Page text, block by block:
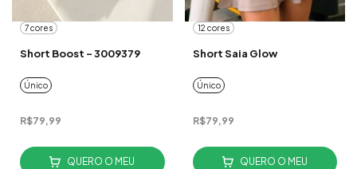
7 cores
Short Boost - 3009379
Único
R$79,99
QUERO O MEU
12 cores
Short Saia Glow
Único
R$79,99
QUERO O MEU